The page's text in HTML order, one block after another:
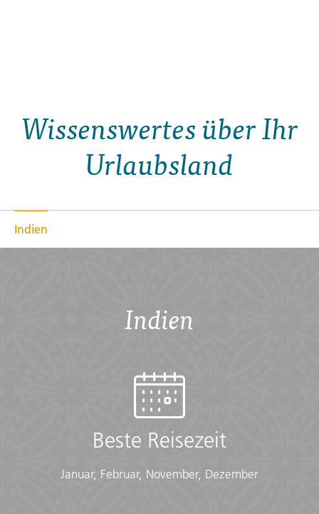
Wissenswertes über Ihr
Urlaubsland
Indien
Indien
Beste Reisezeit
Januar, Februar, November, Dezember